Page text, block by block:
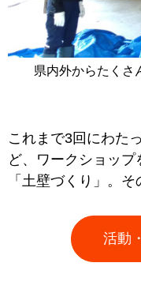
県内外からたくさ
これまで3回にわた
ど、ワークショッ
「土壁づくり」。
活動